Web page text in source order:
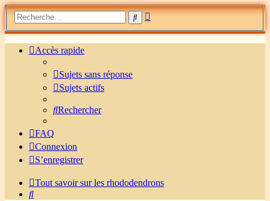
Rechercher
Recherche
Accès rapide
Sujets sans réponse
Sujets actifs
Rechercher
FAQ
Connexion
S’enregistrer
Tout savoir sur les rhododendrons
Rechercher